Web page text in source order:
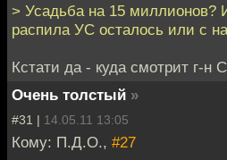
> Усадьба на 15 миллионов?
распила УС осталось или с
Кстати да - куда смотрит г-н
Очень толстый »
#31 | 14.05.11 13:05
Кому: П.Д.О., #27